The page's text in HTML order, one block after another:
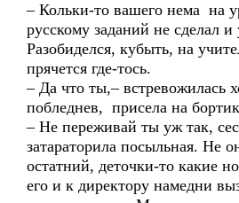
– Кольки-то вашего нема на
русскому заданий не сделал и
Разобиделся, кубыть, на
прячется где-тось.
– Да что ты,– встревожилась
побледнев, присела на
– Не переживай ты уж так,
затараторила посыльная. Не
остатний, деточки-то какие
его и к директору намедни